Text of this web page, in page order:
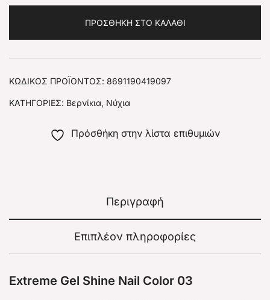
ΠΡΟΣΘΉΚΗ ΣΤΟ ΚΑΛΆΘΙ
ΚΩΔΙΚΌΣ ΠΡΟΪΌΝΤΟΣ: 8691190419097
ΚΑΤΗΓΟΡΊΕΣ: Βερνίκια, Νύχια
Πρόσθήκη στην λίστα επιθυμιών
Περιγραφή
Επιπλέον πληροφορίες
Extreme Gel Shine Nail Color 03